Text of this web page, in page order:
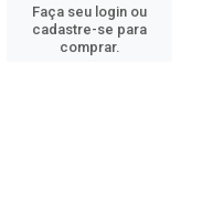
Faça seu login ou
cadastre-se para
comprar.